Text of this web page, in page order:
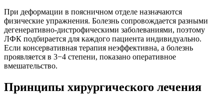
При деформации в поясничном отделе назначаются
физические упражнения. Болезнь сопровождается разными
дегенеративно-дистрофическими заболеваниями, поэтому
ЛФК подбирается для каждого пациента индивидуально.
Если консервативная терапия неэффективна, а болезнь
проявляется в 3−4 степени, показано оперативное
вмешательство.
Принципы хирургического лечения